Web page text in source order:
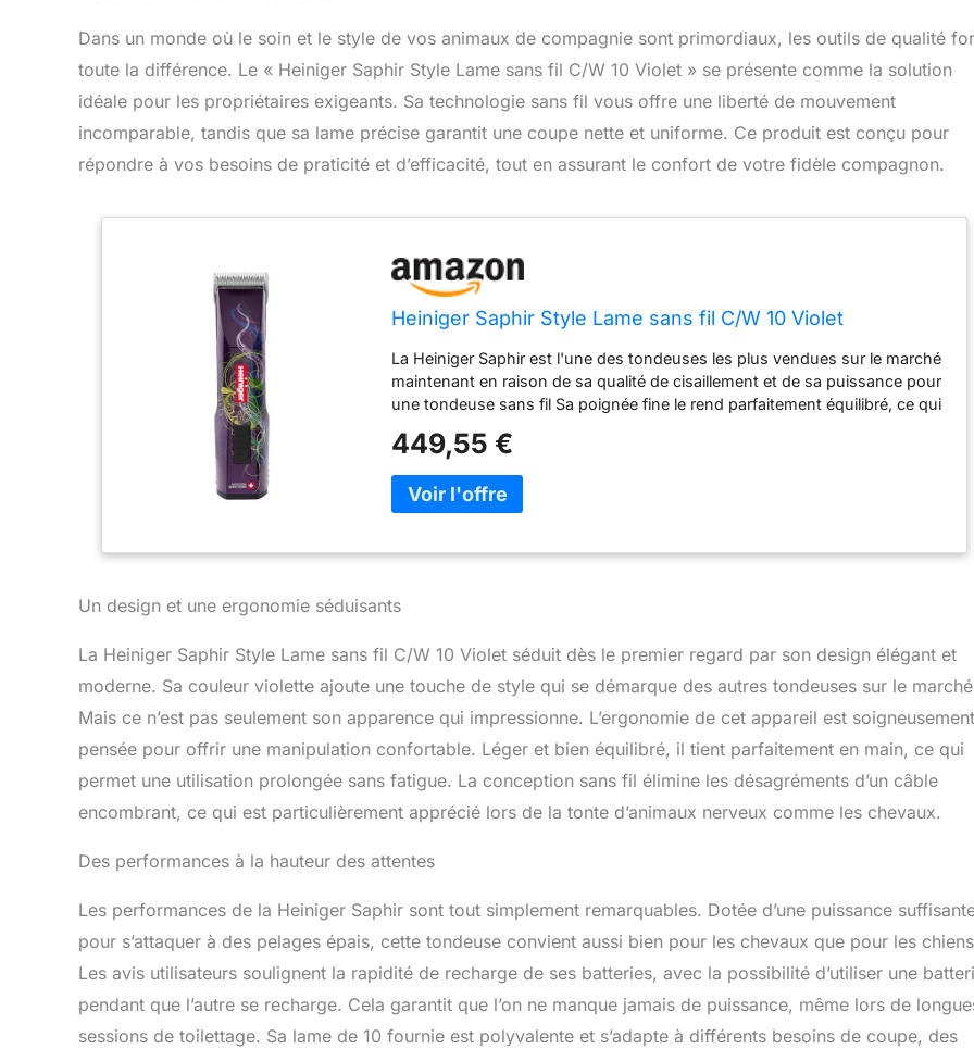
Dans un monde où le soin et le style de vos animaux de compagnie sont primordiaux, les outils de qualité
toute la différence. Le « Heiniger Saphir Style Lame sans fil C/W 10 Violet » se présente comme la solution
idéale pour les propriétaires exigeants. Sa technologie sans fil vous offre une liberté de mouvement
incomparable, tandis que sa lame précise garantit une coupe nette et uniforme. Ce produit est conçu pour
répondre à vos besoins de praticité et d’efficacité, tout en assurant le confort de votre fidèle compagnon.
Heiniger Saphir Style Lame sans fil C/W 10 Violet
La Heiniger Saphir est l'une des tondeuses les plus vendues sur le marché
maintenant en raison de sa qualité de cisaillement et de sa puissance pour
une tondeuse sans fil Sa poignée fine le rend parfaitement équilibré, ce qui
doubles par minute, il se clipse pendant 50 à 60 minutes sur chaque
batterie avec un temps de recharge de 45 minutes Il est livré avec 2
batteries et un chargeur qui permettra une coupe continue toute la journée
Ne pèse que 440 grammes et mesure 204 x 50 x 41 mm. Livré avec une
449,55 €
Un design et une ergonomie séduisants
La Heiniger Saphir Style Lame sans fil C/W 10 Violet séduit dès le premier regard par son design élégant et
moderne. Sa couleur violette ajoute une touche de style qui se démarque des autres tondeuses sur le
Mais ce n’est pas seulement son apparence qui impressionne. L’ergonomie de cet appareil est soigneusement
pensée pour offrir une manipulation confortable. Léger et bien équilibré, il tient parfaitement en main, ce qui
permet une utilisation prolongée sans fatigue. La conception sans fil élimine les désagréments d’un câble
encombrant, ce qui est particulièrement apprécié lors de la tonte d’animaux nerveux comme les chevaux.
Des performances à la hauteur des attentes
Les performances de la Heiniger Saphir sont tout simplement remarquables. Dotée d’une puissance
pour s’attaquer à des pelages épais, cette tondeuse convient aussi bien pour les chevaux que pour les
Les avis utilisateurs soulignent la rapidité de recharge de ses batteries, avec la possibilité d’utiliser une
pendant que l’autre se recharge. Cela garantit que l’on ne manque jamais de puissance, même lors de
sessions de toilettage. Sa lame de 10 fournie est polyvalente et s’adapte à différents besoins de coupe, des